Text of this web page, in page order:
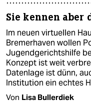
Sie kennen aber
Im neuen virtuellen
Bremerhaven wollen
Jugendgerichtshilfe
Konzept ist weit
Datenlage ist dünn,
Institution ein echtes
Von Lisa Bullerdiek